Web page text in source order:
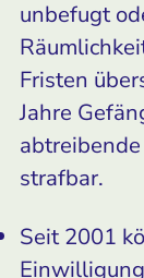
unbefugt
Fristen
Jahre
strafbar.
Seit 2001